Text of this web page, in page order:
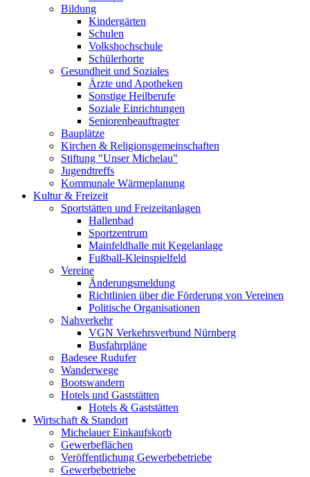
Bildung
Kindergärten
Schulen
Volkshochschule
Schülerhorte
Gesundheit und Soziales
Ärzte und Apotheken
Sonstige Heilberufe
Soziale Einrichtungen
Seniorenbeauftragter
Bauplätze
Kirchen & Religionsgemeinschaften
Stiftung "Unser Michelau"
Jugendtreffs
Kommunale Wärmeplanung
Kultur & Freizeit
Sportstätten und Freizeitanlagen
Hallenbad
Sportzentrum
Mainfeldhalle mit Kegelanlage
Fußball-Kleinspielfeld
Vereine
Änderungsmeldung
Richtlinien über die Förderung von Vereinen
Politische Organisationen
Nahverkehr
VGN Verkehrsverbund Nürnberg
Busfahrpläne
Badesee Rudufer
Wanderwege
Bootswandern
Hotels und Gaststätten
Hotels & Gaststätten
Wirtschaft & Standort
Michelauer Einkaufskorb
Gewerbeflächen
Veröffentlichung Gewerbebetriebe
Gewerbebetriebe